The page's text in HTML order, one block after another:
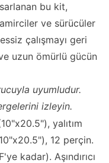
bu kit,
ve sürücüler
çalışmayı geri
uzun ömürlü gücün
uyumludur.
izleyin.
yalıtım
12 perçin.
kadar). Aşındırıcı